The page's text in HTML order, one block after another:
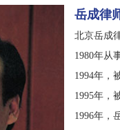
岳成律
北京岳成
1980年从
1994年，
1995年，
1996年，